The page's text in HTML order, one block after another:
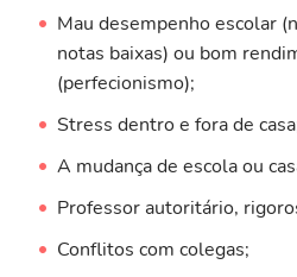
Mau desempenho escolar
notas baixas) ou bom
(perfecionismo);
Stress dentro e fora de
A mudança de escola ou
Professor autoritário,
Conflitos com colegas;